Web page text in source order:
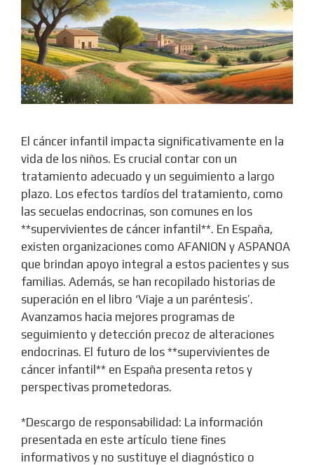
El cáncer infantil impacta significativamente en la
vida de los niños. Es crucial contar con un
tratamiento adecuado y un seguimiento a largo
plazo. Los efectos tardíos del tratamiento, como
las secuelas endocrinas, son comunes en los
**supervivientes de cáncer infantil**. En España,
existen organizaciones como AFANION y ASPANOA
que brindan apoyo integral a estos pacientes y sus
familias. Además, se han recopilado historias de
superación en el libro ‘Viaje a un paréntesis’.
Avanzamos hacia mejores programas de
seguimiento y detección precoz de alteraciones
endocrinas. El futuro de los **supervivientes de
cáncer infantil** en España presenta retos y
perspectivas prometedoras.
*Descargo de responsabilidad: La información
presentada en este artículo tiene fines
informativos y no sustituye el diagnóstico o